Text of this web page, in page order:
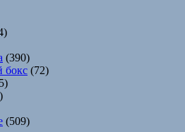
(390)
бокс (72)
(509)